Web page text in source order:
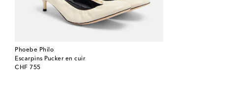
Phoebe Philo
Escarpins Pucker en cuir
CHF 755
original price